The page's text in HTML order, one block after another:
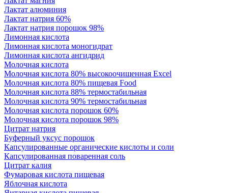
Лактат алюминия
Лактат натрия 60%
Лактат натрия порошок 98%
Лимонная кислота
Лимонная кислота моногидрат
Лимонная кислота ангидрид
Молочная кислота
Молочная кислота 80% высокоочищенная Excel
Молочная кислота 80% пищевая Food
Молочная кислота 88% термостабильная
Молочная кислота 90% термостабильная
Молочная кислота порошок 60%
Молочная кислота порошок 98%
Цитрат натрия
Буферный уксус порошок
Капсулированные органические кислоты и соли
Капсулированная поваренная соль
Цитрат калия
Фумаровая кислота пищевая
Яблочная кислота